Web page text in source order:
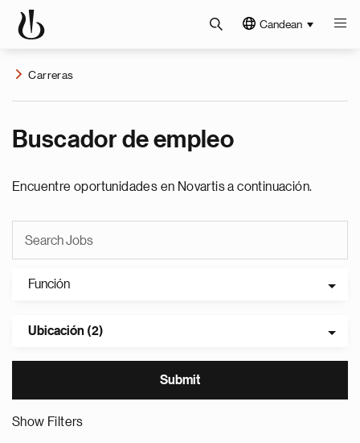
Candean
Carreras
Buscador de empleo
Encuentre oportunidades en Novartis a continuación.
Función
Ubicación (2)
Show Filters